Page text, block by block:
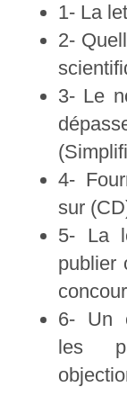
1- La
2-
3- Le
4-
sur
5- La
publier
6- Un
les